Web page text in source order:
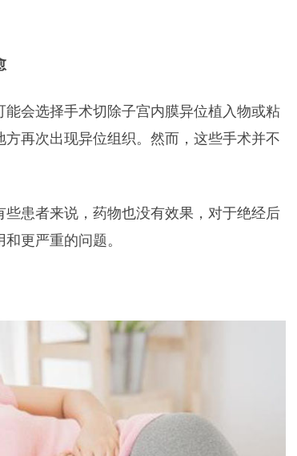
会选择手术切除子宫内膜异位植入物或粘
再次出现异位组织。然而，这些手术并不
患者来说，药物也没有效果，对于绝经后
更严重的问题。